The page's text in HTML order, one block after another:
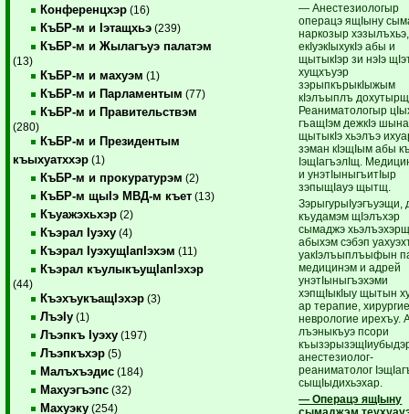
Конференцхэр (16)
КъБР-м и Iэтащхьэ (239)
КъБР-м и Жылагъуэ палатэм
(13)
КъБР-м и махуэм (1)
КъБР-м и Парламентым (77)
КъБР-м и Правительствэм
(280)
КъБР-м и Президентым
къыхуатххэр (1)
КъБР-м и прокуратурэм (2)
КъБР-м щыIэ МВД-м къет (13)
Къуажэхьхэр (2)
Къэрал Iуэху (4)
Къэрал IуэхущIапIэхэм (11)
Къэрал къулыкъущIапIэхэр
(44)
КъэхъукъащIэхэр (3)
ЛъэIу (1)
Лъэпкъ Iуэху (197)
Лъэпкъхэр (5)
Малъхъэдис (184)
Махуэгъэпс (32)
Махуэку (254)
— Анестезиологыр
операцэ ящIыну
наркозыр
екIуэкIыхукIэ абы и
щытыкIэр зи нэIэ
хущхъуэр
зэрыпкърыкIыжым
кIэлъыплъ
Реаниматологыр
гъащIэм дежкIэ
щытыкIэ хьэлъэ
зэман кIэщIым абы
IэщIагъэлIщ.
и унэтIыныгъитIыр
зэпыщIауэ щытщ.
ЗэрыгурыIуэгъуэщи,
къудамэм щIэлъхэр
сымаджэ
абыхэм сэбэп
уакIэлъыплъыфын
медицинэм и адрей
унэтIыныгъэхэми
хэпщIыкIыу щытын
ар терапие,
неврологие ирехъу.
лъэныкъуэ псори
анестезиолог-
реаниматолог
сыщIыдихьэхар.
— Операцэ ящIыну